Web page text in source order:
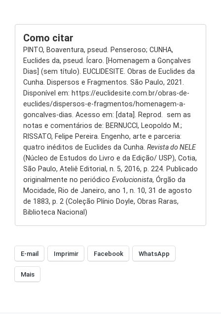
Como citar
PINTO, Boaventura, pseud. Penseroso; CUNHA,
Euclides da, pseud. Ícaro. [Homenagem a Gonçalves
Dias] (sem título). EUCLIDESITE. Obras de Euclides da
Cunha. Dispersos e Fragmentos. São Paulo, 2021.
Disponível em: https://euclidesite.com.br/obras-de-
euclides/dispersos-e-fragmentos/homenagem-a-
goncalves-dias. Acesso em: [data]. Reprod. sem as
notas e comentários de: BERNUCCI, Leopoldo M.;
RISSATO, Felipe Pereira. Engenho, arte e parceria:
quatro inéditos de Euclides da Cunha. Revista do NELE
(Núcleo de Estudos do Livro e da Edição/ USP), Cotia,
São Paulo, Ateliê Editorial, n. 5, 2016, p. 224. Publicado
originalmente no periódico Evolucionista, Órgão da
Mocidade, Rio de Janeiro, ano 1, n. 10, 31 de agosto
de 1883, p. 2 (Coleção Plínio Doyle, Obras Raras,
Biblioteca Nacional)
E-mail Imprimir Facebook WhatsApp
Mais